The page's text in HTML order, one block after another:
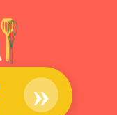
»